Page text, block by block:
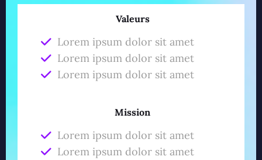
Valeurs
Lorem ipsum dolor sit amet
Lorem ipsum dolor sit amet
Lorem ipsum dolor sit amet
Mission
Lorem ipsum dolor sit amet
Lorem ipsum dolor sit amet